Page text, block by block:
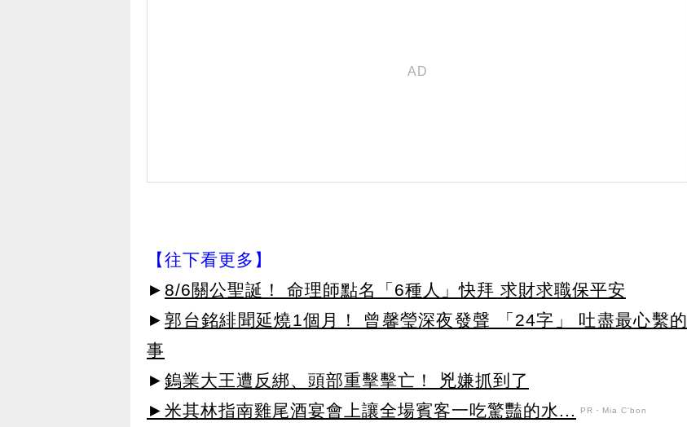
【往下看更多】
► 8/6關公聖誕！ 命理師點名「6種人」快拜 求財求職保平安
► 郭台銘緋聞延燒1個月！ 曾馨瑩深夜發聲 「24字」 吐盡最心繫的
事
► 鎢業大王遭反綁、頭部重擊擊亡！ 兇嫌抓到了
►米其林指南雞尾酒宴會上讓全場賓客一吃驚豔的水...
PR・Mia C'bon